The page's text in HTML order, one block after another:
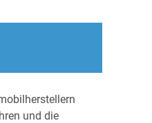
und die